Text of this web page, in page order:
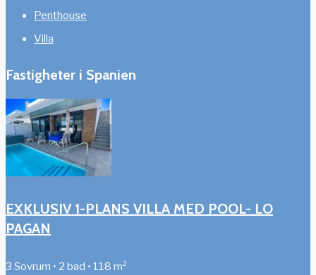
Penthouse
Villa
Fastigheter i Spanien
EXKLUSIV 1-PLANS VILLA MED POOL- LO
PAGAN
3 Sovrum • 2 bad • 118 m²